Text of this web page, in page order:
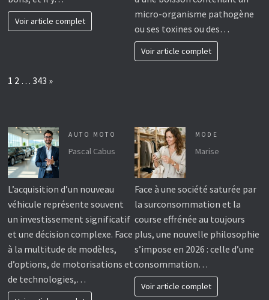
Voir article complet
micro-organisme pathogène
ou ses toxines ou des…
Voir article complet
Page:
1 2 … 343 Next
»
AUTO MOTO
Pascal Cabus
L’acquisition d’un nouveau
véhicule représente souvent
un investissement significatif
et une décision complexe. Face
à la multitude de modèles,
d’options, de motorisations et
de technologies,…
MODE
Marise
Face à une société saturée par
la surconsommation et la
course effrénée au toujours
plus, une nouvelle philosophie
s’impose en 2026 : celle d’une
consommation…
Voir article complet